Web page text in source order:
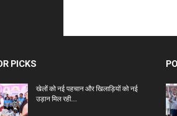
PICKS
खेलों को नई पहचान और खिलाड़ियों को नई
उड़ान मिल रही...